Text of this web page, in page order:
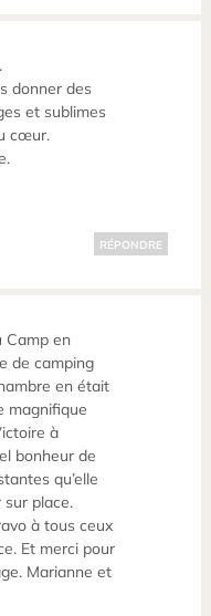
donner des
et sublimes
cœur.
RÉPONDRE
Camp en
de camping
en était
magnifique
à
bonheur de
qu’elle
place.
à tous ceux
Et merci pour
Marianne et